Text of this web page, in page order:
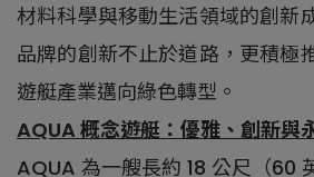
材料科學與移動生活領域的創新
品牌的創新不止於道路，更積極
遊艇產業邁向綠色轉型。
AQUA 概念遊艇：優雅、創新與
AQUA 為一艘長約 18 公尺（60